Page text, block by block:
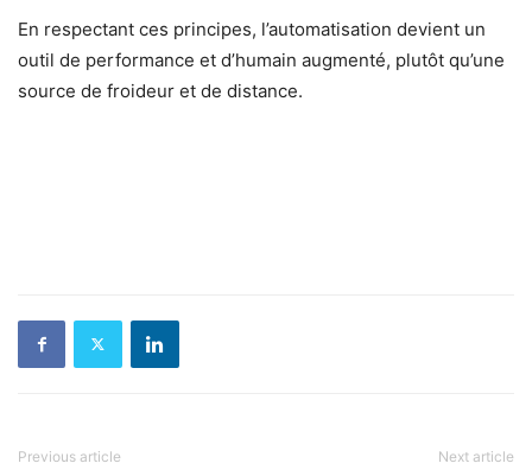
En respectant ces principes, l’automatisation devient un
outil de performance et d’humain augmenté, plutôt qu’une
source de froideur et de distance.
Previous article Next article